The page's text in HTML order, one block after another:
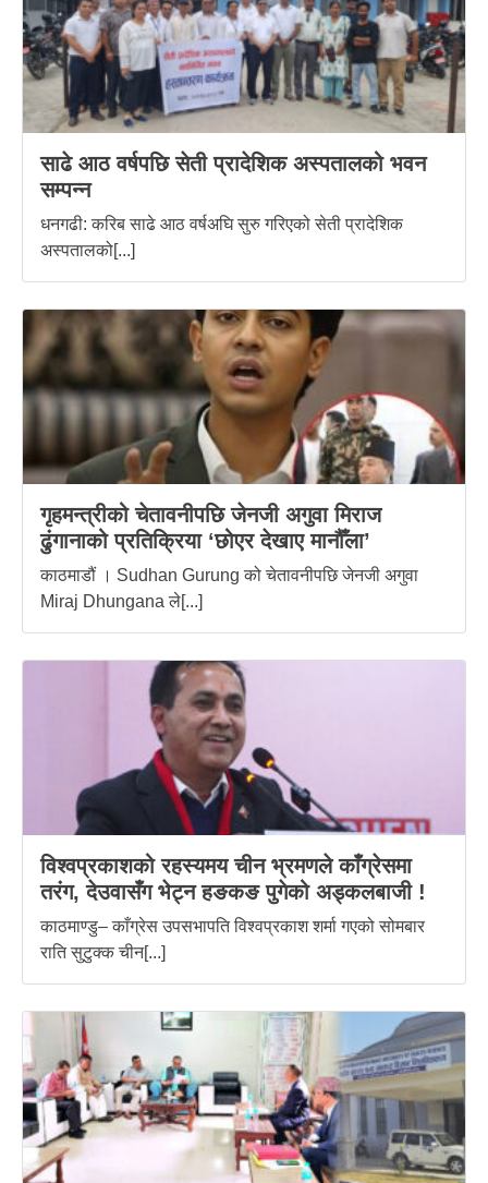
साढे आठ वर्षपछि सेती प्रादेशिक अस्पतालको भवन
सम्पन्न
धनगढी: करिब साढे आठ वर्षअघि सुरु गरिएको सेती प्रादेशिक
अस्पतालको[...]
गृहमन्त्रीको चेतावनीपछि जेनजी अगुवा मिराज
ढुंगानाको प्रतिक्रिया ‘छोएर देखाए मानौँला’
काठमाडौं । Sudhan Gurung को चेतावनीपछि जेनजी अगुवा
Miraj Dhungana ले[...]
विश्वप्रकाशको रहस्यमय चीन भ्रमणले काँग्रेसमा
तरंग, देउवासँग भेट्न हङकङ पुगेको अड्कलबाजी !
काठमाण्डु– काँग्रेस उपसभापति विश्वप्रकाश शर्मा गएको सोमबार
राति सुटुक्क चीन[...]